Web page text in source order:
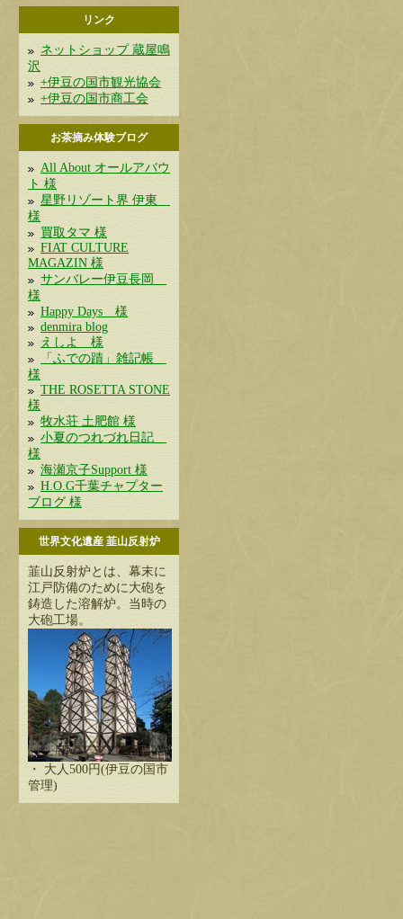
リンク
ネットショップ 蔵屋鳴
沢
+伊豆の国市観光協会
+伊豆の国市商工会
お茶摘み体験ブログ
All About オールアバウ
ト 様
星野リゾート界 伊東
様
買取タマ 様
FIAT CULTURE
MAGAZIN 様
サンバレー伊豆長岡
様
Happy Days 様
denmira blog
えしよ 様
「ふでの蹟」雑記帳
様
THE ROSETTA STONE
様
牧水荘 土肥館 様
小夏のつれづれ日記
様
海瀬京子Support 様
H.O.G千葉チャプター
ブログ 様
世界文化遺産 韮山反射炉
韮山反射炉とは、幕末に
江戸防備のために大砲を
鋳造した溶解炉。当時の
大砲工場。
・ 大人500円(伊豆の国市
管理)